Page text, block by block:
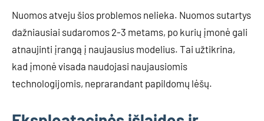
Nuomos atveju šios problemos nelieka. Nuomos sutartys
dažniausiai sudaromos 2-3 metams, po kurių įmonė gali
atnaujinti įrangą į naujausius modelius. Tai užtikrina,
kad įmonė visada naudojasi naujausiomis
technologijomis, neprarandant papildomų lėšų.